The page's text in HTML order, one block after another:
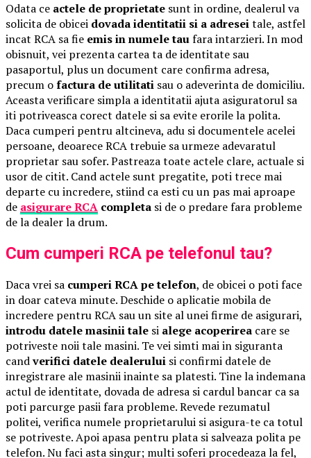
Odata ce actele de proprietate sunt in ordine, dealerul va
solicita de obicei dovada identitatii si a adreseitale, astfel
incat RCA sa fie emis in numele taufara intarzieri. In mod
obisnuit, vei prezenta cartea ta de identitate sau
pasaportul, plus un document care confirma adresa,
precum ofactura de utilitati sau o adeverinta de domiciliu.
Aceasta verificare simpla a identitatii ajuta asiguratorul sa
iti potriveasca corect datele si sa evite erorile la polita.
Daca cumperi pentru altcineva, adu si documentele acelei
persoane, deoarece RCA trebuie sa urmeze adevaratul
proprietar sau sofer. Pastreaza toate actele clare, actuale si
usor de citit. Cand actele sunt pregatite, poti trece mai
departe cu incredere, stiind ca esti cu un pas mai aproape
de asigurare RCA completa si de o predare fara probleme
de la dealer la drum.
Cum cumperi RCA pe telefonul tau?
Daca vrei sa cumperi RCA pe telefon, de obicei o poti face
in doar cateva minute. Deschide o aplicatie mobila de
incredere pentru RCA sau un site al unei firme de asigurari,
introdu datele masinii tale si alege acoperirea care se
potriveste noii tale masini. Te vei simti mai in siguranta
candverifici datele dealerului si confirmi datele de
inregistrare ale masinii inainte sa platesti. Tine la indemana
actul de identitate, dovada de adresa si cardul bancar ca sa
poti parcurge pasii fara probleme. Revede rezumatul
politei, verifica numele proprietarului si asigura-te ca totul
se potriveste. Apoi apasa pentru plata si salveaza polita pe
telefon. Nu faci asta singur; multi soferi procedeaza la fel,